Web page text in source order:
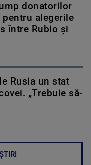
donatorilor
alegerile
între Rubio și
Rusia un stat
„Trebuie să-